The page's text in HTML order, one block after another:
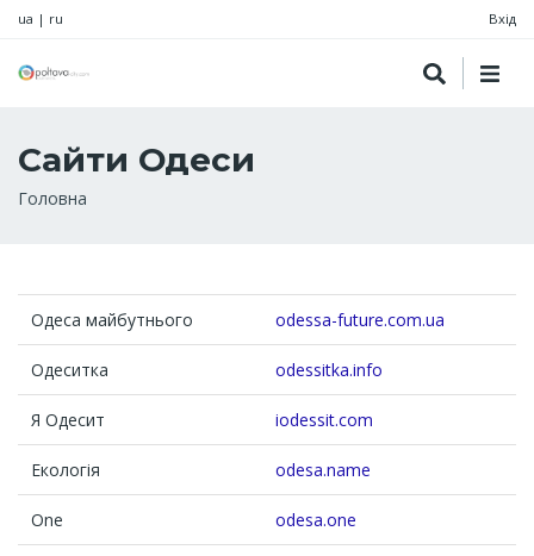
ua | ru Вхід
Сайти Одеси
Рядок
Головна
Одеса майбутнього odessa-future.com.ua
Одеситка odessitka.info
Я Одесит iodessit.com
Екологія odesa.name
One odesa.one